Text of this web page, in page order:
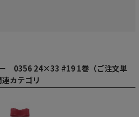
0356 24×33 #19 1巻（ご注文単
カテゴリ